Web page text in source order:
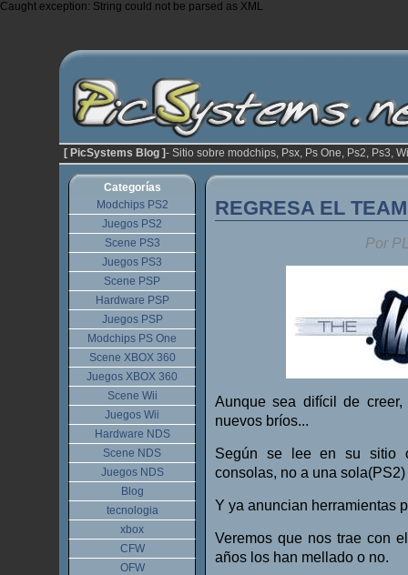
Caught exception: String could not be parsed as XML
[ PicSystems Blog ]- Sitio sobre modchips, Psx, Ps One, Ps2, Ps3,
REGRESA EL
Por
Aunque sea difícil de
nuevos bríos...
Según se lee en su sitio
consolas, no a una
Y ya anuncian herramientas
Veremos que nos trae con
años los han mellado o no.
Categorías
Modchips PS2
Juegos PS2
Scene PS3
Juegos PS3
Scene PSP
Hardware PSP
Juegos PSP
Modchips PS One
Scene XBOX 360
Juegos XBOX 360
Scene Wii
Juegos Wii
Hardware NDS
Scene NDS
Juegos NDS
Blog
tecnologia
xbox
CFW
OFW